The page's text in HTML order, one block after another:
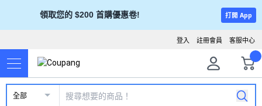
領取您的 $200 首購優惠卷! 打開 App
客服中心
註冊會員
登入
全部